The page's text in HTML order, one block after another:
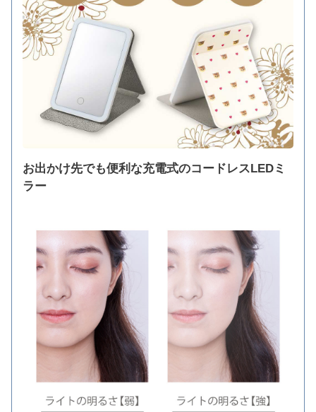
お出かけ先でも便利な充電式のコードレスLEDミ
ラー